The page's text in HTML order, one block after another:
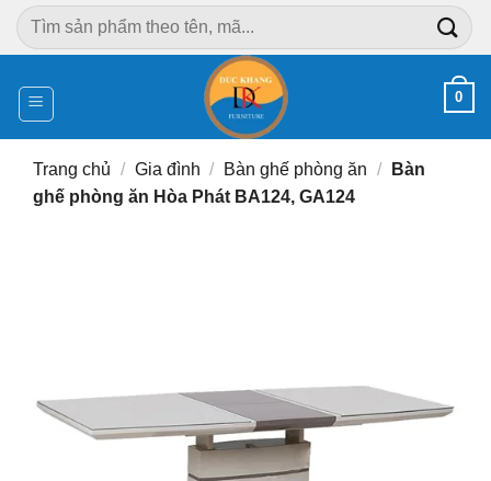
Chuyển
đến
dung
Tìm
kiếm:
0
Trang chủ / Gia đình / Bàn ghế phòng ăn /
Bàn
ghế phòng ăn Hòa Phát BA124, GA124